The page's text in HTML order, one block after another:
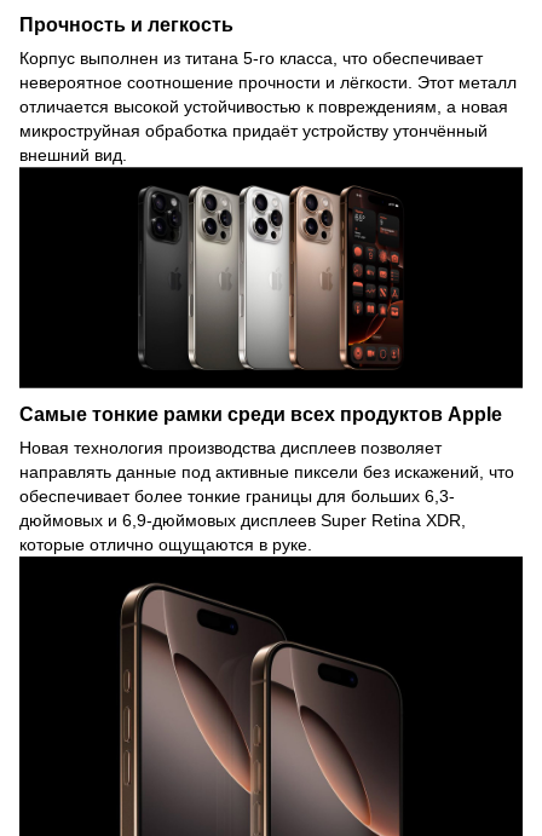
Прочность и легкость
Корпус выполнен из титана 5-го класса, что обеспечивает
невероятное соотношение прочности и лёгкости. Этот металл
отличается высокой устойчивостью к повреждениям, а новая
микроструйная обработка придаёт устройству утончённый
внешний вид.
Самые тонкие рамки среди всех продуктов Apple
Новая технология производства дисплеев позволяет
направлять данные под активные пиксели без искажений, что
обеспечивает более тонкие границы для больших 6,3-
дюймовых и 6,9-дюймовых дисплеев Super Retina XDR,
которые отлично ощущаются в руке.